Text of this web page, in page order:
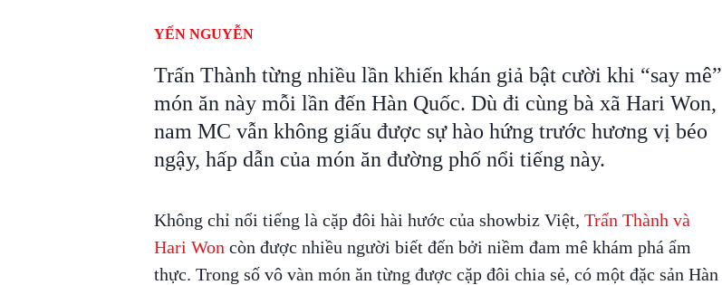
YẾN NGUYỄN
Trấn Thành từng nhiều lần khiến khán giả bật cười khi “say mê”
món ăn này mỗi lần đến Hàn Quốc. Dù đi cùng bà xã Hari Won,
nam MC vẫn không giấu được sự hào hứng trước hương vị béo
ngậy, hấp dẫn của món ăn đường phố nổi tiếng này.
Không chỉ nổi tiếng là cặp đôi hài hước của showbiz Việt, Trấn Thành và
Hari Won còn được nhiều người biết đến bởi niềm đam mê khám phá ẩm
thực. Trong số vô vàn món ăn từng được cặp đôi chia sẻ, có một đặc sản Hàn